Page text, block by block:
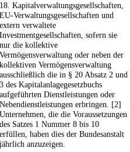
18. Kapitalverwaltungsgesellschaften,
EU-Verwaltungsgesellschaften und
extern verwaltete
Investmentgesellschaften, sofern sie
nur die kollektive
Vermögensverwaltung oder neben der
kollektiven Vermögensverwaltung
ausschließlich die in § 20 Absatz 2 und
3 des Kapitalanlagegesetzbuchs
aufgeführten Dienstleistungen oder
Nebendienstleistungen erbringen. [2]
Unternehmen, die die Voraussetzungen
des Satzes 1 Nummer 8 bis 10
erfüllen, haben dies der Bundesanstalt
jährlich anzuzeigen.